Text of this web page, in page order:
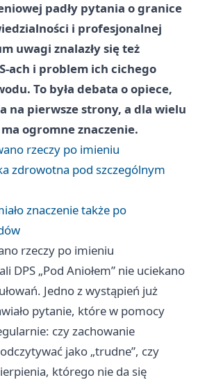
padły pytania o granice
i profesjonalnej
uwagi znalazły się też
ach i problem ich cichego
To była debata o opiece,
na pierwsze strony, a dla wielu
ogromne znaczenie.
rzeczy po imieniu
zdrowotna pod szczególnym
znaczenie także po
rzeczy po imieniu
DPS „Pod Aniołem” nie uciekano
Jedno z wystąpień już
pytanie, które w pomocy
czy zachowanie
jako „trudne”, czy
którego nie da się